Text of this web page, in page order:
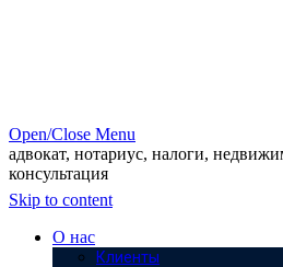
Open/Close Menu
адвокат, нотариус, налоги,
консультация
Skip to content
О нас
Клиенты